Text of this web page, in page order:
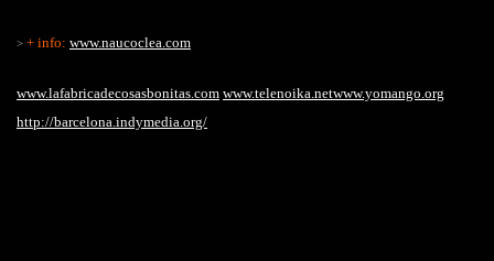
> + info: www.naucoclea.com
www.lafabricadecosasbonitas.com www.telenoika.netwww.yomango.org
http://barcelona.indymedia.org/